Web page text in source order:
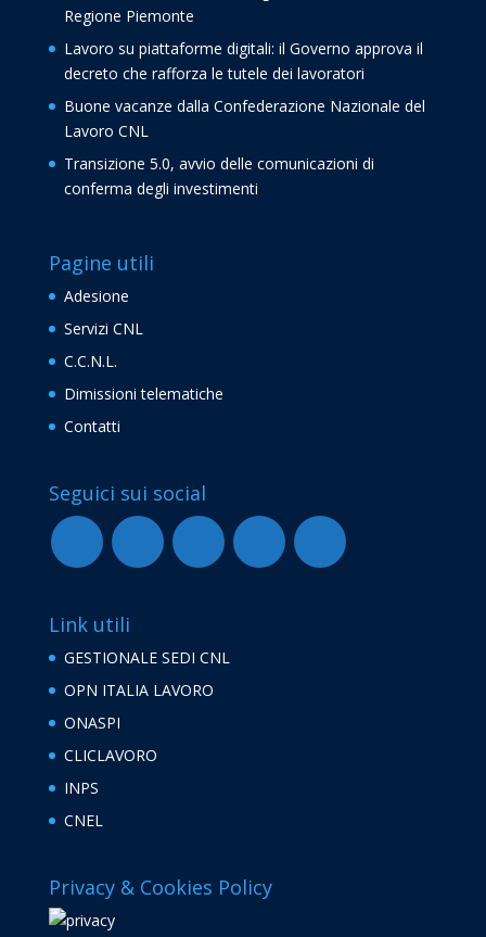
Regione Piemonte
Lavoro su piattaforme digitali: il Governo approva il
decreto che rafforza le tutele dei lavoratori
Buone vacanze dalla Confederazione Nazionale del
Lavoro CNL
Transizione 5.0, avvio delle comunicazioni di
conferma degli investimenti
Pagine utili
Adesione
Servizi CNL
C.C.N.L.
Dimissioni telematiche
Contatti
Seguici sui social
Link utili
GESTIONALE SEDI CNL
OPN ITALIA LAVORO
ONASPI
CLICLAVORO
INPS
CNEL
Privacy & Cookies Policy